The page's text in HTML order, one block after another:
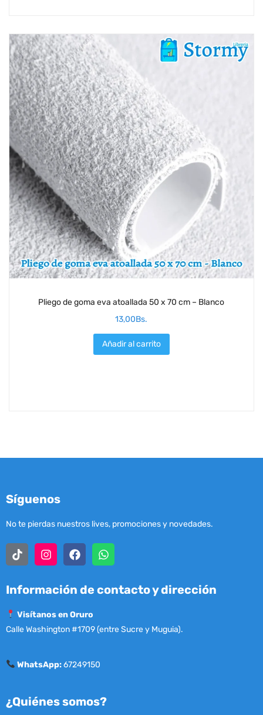
Pliego de goma eva atoallada 50 x 70 cm – Blanco
13,00Bs.
Añadir al carrito
Síguenos
No te pierdas nuestros lives, promociones y novedades.
Información de contacto y dirección
Visítanos en Oruro
Calle Washington #1709 (entre Sucre y Muguia).
WhatsApp:67249150
¿Quiénes somos?